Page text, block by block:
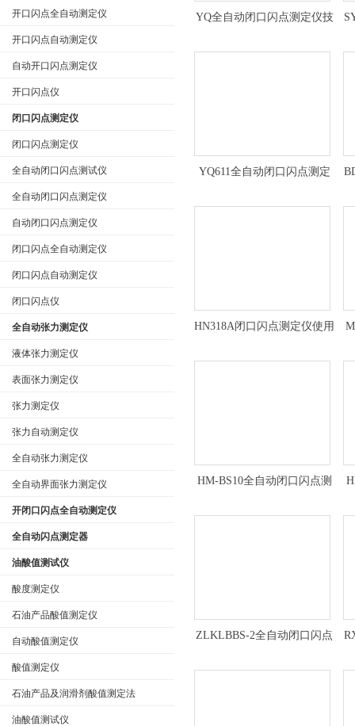
开口闪点全自动测定仪
开口闪点自动测定仪
自动开口闪点测定仪
开口闪点仪
闭口闪点测定仪
闭口闪点测定仪
全自动闭口闪点测试仪
全自动闭口闪点测定仪
自动闭口闪点测定仪
闭口闪点全自动测定仪
闭口闪点自动测定仪
闭口闪点仪
全自动张力测定仪
液体张力测定仪
表面张力测定仪
张力测定仪
张力自动测定仪
全自动张力测定仪
全自动界面张力测定仪
开闭口闪点全自动测定仪
全自动闪点测定器
油酸值测试仪
酸度测定仪
石油产品酸值测定仪
自动酸值测定仪
酸值测定仪
石油产品及润滑剂酸值测定法
油酸值测试仪
YQ全自动闭口闪点测定仪技
YQ611全自动闭口闪点测定
HN318A闭口闪点测定仪使用
HM-BS10全自动闭口闪点测
ZLKLBBS-2全自动闭口闪点